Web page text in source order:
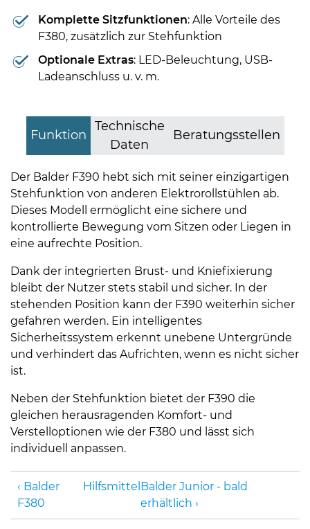
Komplette Sitzfunktionen: Alle Vorteile des
F380, zusätzlich zur Stehfunktion
Optionale Extras: LED-Beleuchtung, USB-
Ladeanschluss u. v. m.
Funktion
Technische
Daten
Beratungsstellen
Der Balder F390 hebt sich mit seiner einzigartigen
Stehfunktion von anderen Elektrorollstühlen ab.
Dieses Modell ermöglicht eine sichere und
kontrollierte Bewegung vom Sitzen oder Liegen in
eine aufrechte Position.
Dank der integrierten Brust- und Kniefixierung
bleibt der Nutzer stets stabil und sicher. In der
stehenden Position kann der F390 weiterhin sicher
gefahren werden. Ein intelligentes
Sicherheitssystem erkennt unebene Untergründe
und verhindert das Aufrichten, wenn es nicht sicher
ist.
Neben der Stehfunktion bietet der F390 die
gleichen herausragenden Komfort- und
Verstelloptionen wie der F380 und lässt sich
individuell anpassen.
Balder
F380
Hilfsmittel Balder Junior - bald
erhältlich